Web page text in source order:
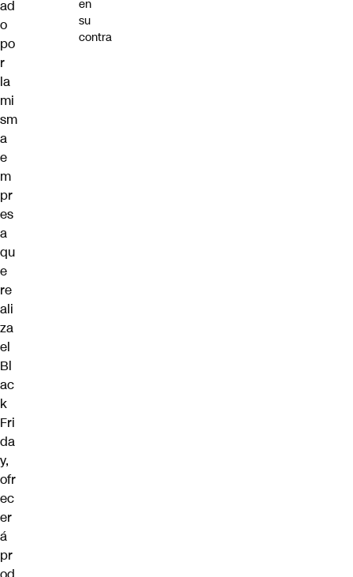
ad
o
po
r
la
mi
sm
a
e
m
pr
es
a
qu
e
re
ali
za
el
Bl
ac
k
Fri
da
y,
ofr
ec
er
á
pr
en
su
contra